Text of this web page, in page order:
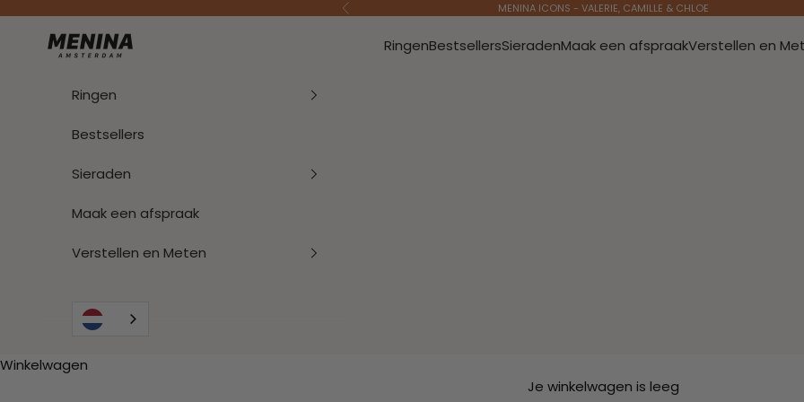
Vorige MENINA ICONS - VALERIE, CAMILLE & CHLOE
Menina Amsterdam RingenBestsellersSieradenMaak een afspraakVerstellen en
Ringen
Bestsellers
Sieraden
Maak een afspraak
Verstellen en Meten
Winkelwagen
Je winkelwagen is leeg